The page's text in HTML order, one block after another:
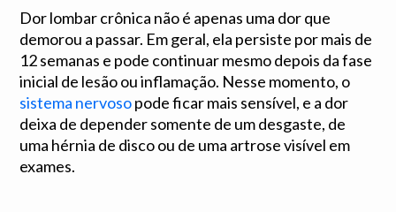
Dor lombar crônica não é apenas uma dor que
demorou a passar. Em geral, ela persiste por mais de
12 semanas e pode continuar mesmo depois da fase
inicial de lesão ou inflamação. Nesse momento, o
sistema nervosopode ficar mais sensível, e a dor
deixa de depender somente de um desgaste, de
uma hérnia de disco ou de uma artrose visível em
exames.